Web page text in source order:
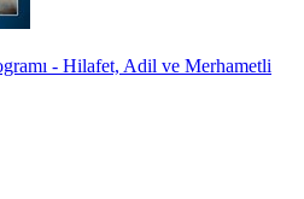
- Hilafet, Adil ve Merhametli